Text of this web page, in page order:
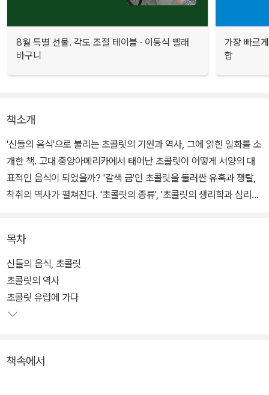
8월 특별 선물. 각도 조절 테이블 · 이동식 빨래
바구니
가장 빠르
합
책소개
'신들의 음식'으로 불리는 초콜릿의 기원과 역사, 그에 얽힌 일화를 소
개한 책. 고대 중앙아메리카에서 태어난 초콜릿이 어떻게 서양의 대
표적인 음식이 되었을까? '갈색 금'인 초콜릿을 둘러싼 유혹과 쟁탈,
착취의 역사가 펼쳐진다. '초콜릿의 종류', '초콜릿의 생리학과 심리학'
목차
신들의 음식, 초콜릿
초콜릿의 역사
초콜릿 유럽에 가다
책속에서